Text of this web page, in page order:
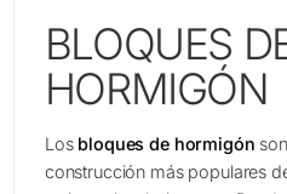
BLOQUES
HORMIGÓN
Los bloques de hormigón
construcción más populares